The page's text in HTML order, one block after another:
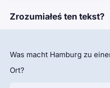
Zrozumiałeś ten tekst?
Was macht Hamburg zu
Ort?